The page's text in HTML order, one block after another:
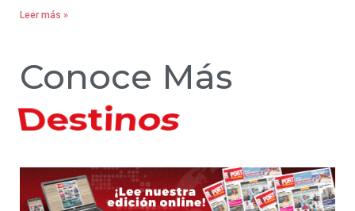
Leer más »
Conoce Más
Hoteles